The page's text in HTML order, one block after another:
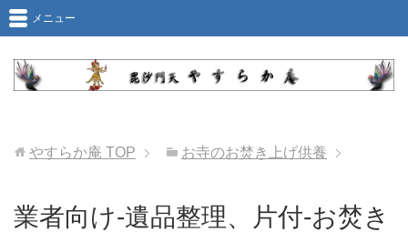
メニュー
やすらか庵 TOP お寺のお焚き上げ供養
業者向け-遺品整理、片付-お焚き